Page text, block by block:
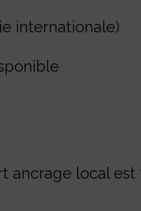
internationale)
ancrage local